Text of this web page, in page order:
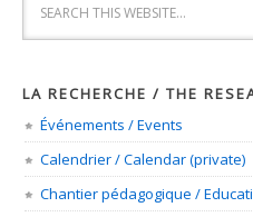
LA RECHERCHE / THE
Événements / Events
Calendrier / Calendar (private)
Chantier pédagogique /